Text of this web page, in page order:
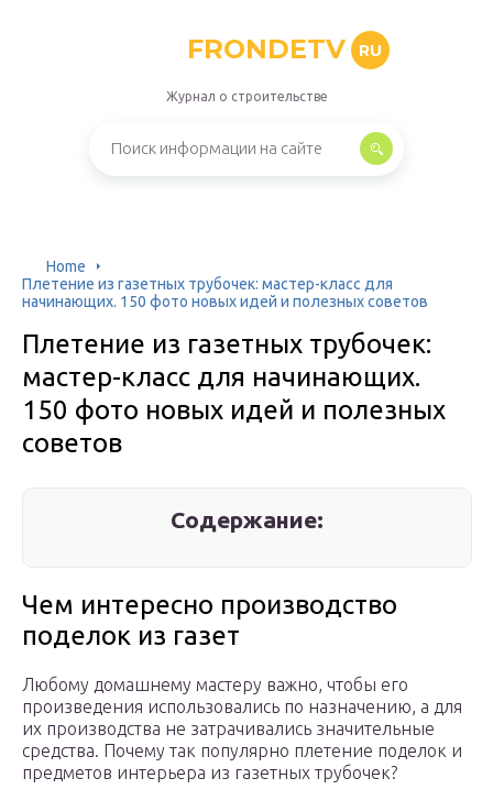
FRONDETV RU
Журнал о строительстве
Home
Плетение из газетных трубочек: мастер-класс для
начинающих. 150 фото новых идей и полезных советов
Плетение из газетных трубочек:
мастер-класс для начинающих.
150 фото новых идей и полезных
советов
Содержание:
Чем интересно производство
поделок из газет
Любому домашнему мастеру важно, чтобы его
произведения использовались по назначению, а для
их производства не затрачивались значительные
средства. Почему так популярно плетение поделок и
предметов интерьера из газетных трубочек?